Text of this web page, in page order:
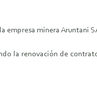
empresa minera Aruntani
la renovación de